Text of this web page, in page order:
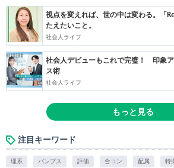
視点を変えれば、世の中は変わる。「
たえたいこと。
社会人ライフ
社会人デビューもこれで完璧！ 印象
ス術
社会人ライフ
もっと見る
注目キーワード
理系 パンプス 評価 合コン 配属 特